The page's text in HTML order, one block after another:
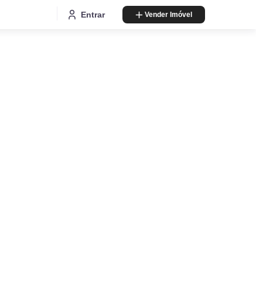
Entrar Vender Imóvel